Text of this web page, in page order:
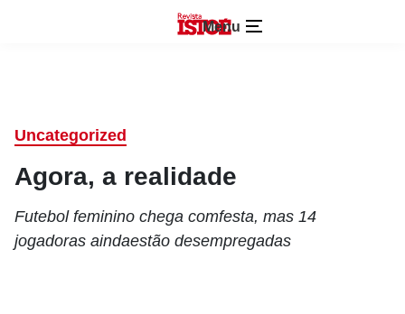
Menu
Uncategorized
Agora, a realidade
Futebol feminino chega comfesta, mas 14
jogadoras aindaestão desempregadas